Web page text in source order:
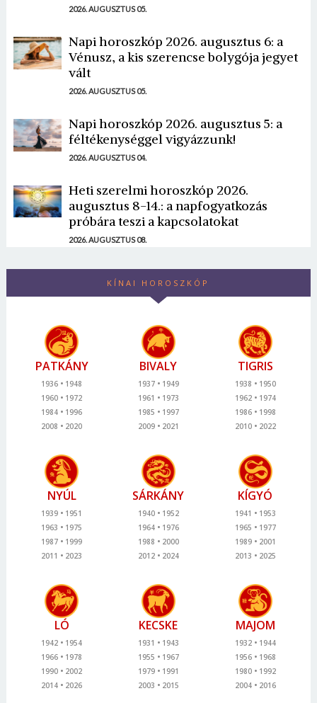
2026. AUGUSZTUS 05.
Napi horoszkóp 2026. augusztus 6: a
Vénusz, a kis szerencse bolygója jegyet
vált
2026. AUGUSZTUS 05.
Napi horoszkóp 2026. augusztus 5: a
féltékenységgel vigyázzunk!
2026. AUGUSZTUS 04.
Heti szerelmi horoszkóp 2026.
augusztus 8-14.: a napfogyatkozás
próbára teszi a kapcsolatokat
2026. AUGUSZTUS 08.
KÍNAI HOROSZKÓP
PATKÁNY
1936
1948
1960
1972
1984
1996
2008
2020
BIVALY
1937
1949
1961
1973
1985
1997
2009
2021
TIGRIS
1938
1950
1962
1974
1986
1998
2010
2022
NYÚL
1939
1951
1963
1975
1987
1999
2011
2023
SÁRKÁNY
1940
1952
1964
1976
1988
2000
2012
2024
KÍGYÓ
1941
1953
1965
1977
1989
2001
2013
2025
LÓ
1942
1954
1966
1978
1990
2002
2014
2026
KECSKE
1931
1943
1955
1967
1979
1991
2003
2015
MAJOM
1932
1944
1956
1968
1980
1992
2004
2016